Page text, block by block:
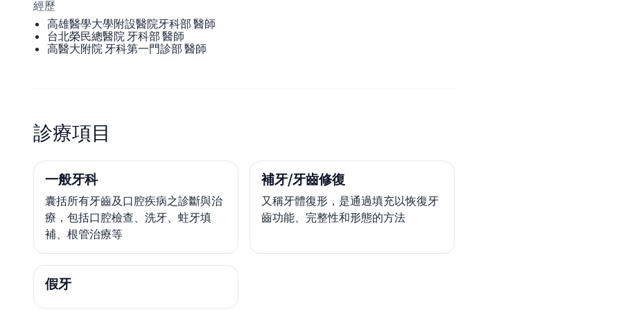
經歷
高雄醫學大學附設醫院牙科部 醫師
台北榮民總醫院 牙科部 醫師
高醫大附院 牙科第一門診部 醫師
診療項目
一般牙科
囊括所有牙齒及口腔疾病之診斷與治
療，包括口腔檢查、洗牙、蛀牙填
補、根管治療等
補牙/牙齒修復
又稱牙體復形，是通過填充以恢復牙
齒功能、完整性和形態的方法
假牙